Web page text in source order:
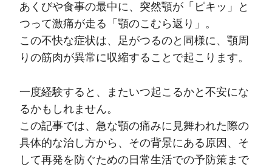
あくびや食事の最中に、突然顎が「ピキッ」と
つって激痛が走る「顎のこむら返り」。
この不快な症状は、足がつるのと同様に、顎周
りの筋肉が異常に収縮することで起こります。
一度経験すると、またいつ起こるかと不安にな
るかもしれません。
この記事では、急な顎の痛みに見舞われた際の
具体的な治し方から、その背景にある原因、そ
して再発を防ぐための日常生活での予防策まで